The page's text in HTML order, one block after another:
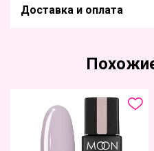
Доставка и оплата